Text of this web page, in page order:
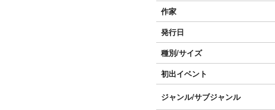
作家
発行日
種別/サイズ
初出イベント
ジャンル/サブジャンル